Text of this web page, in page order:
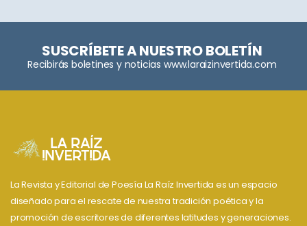
SUSCRÍBETE A NUESTRO BOLETÍN
Recibirás boletines y noticias www.laraizinvertida.com
La Revista y Editorial de Poesía La Raíz Invertida es un espacio
diseñado para el rescate de nuestra tradición poética y la
promoción de escritores de diferentes latitudes y generaciones.